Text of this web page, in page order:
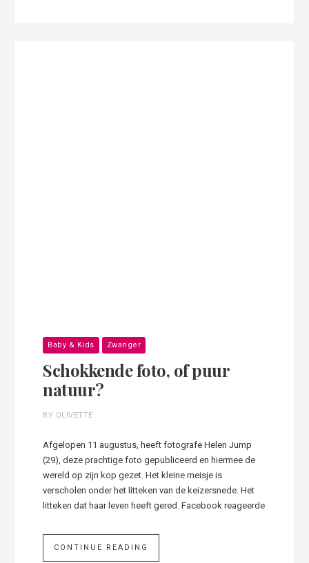
Baby & Kids Zwanger
Schokkende foto, of puur
natuur?
BY OLIVETTE
Afgelopen 11 augustus, heeft fotografe Helen Jump
(29), deze prachtige foto gepubliceerd en hiermee de
wereld op zijn kop gezet. Het kleine meisje is
verscholen onder het litteken van de keizersnede. Het
litteken dat haar leven heeft gered. Facebook reageerde
CONTINUE READING